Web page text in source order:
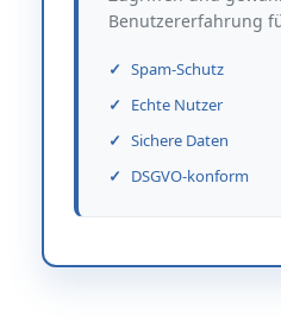
Benutzererfahrung
Spam-Schutz
Echte Nutzer
Sichere Daten
DSGVO-konform